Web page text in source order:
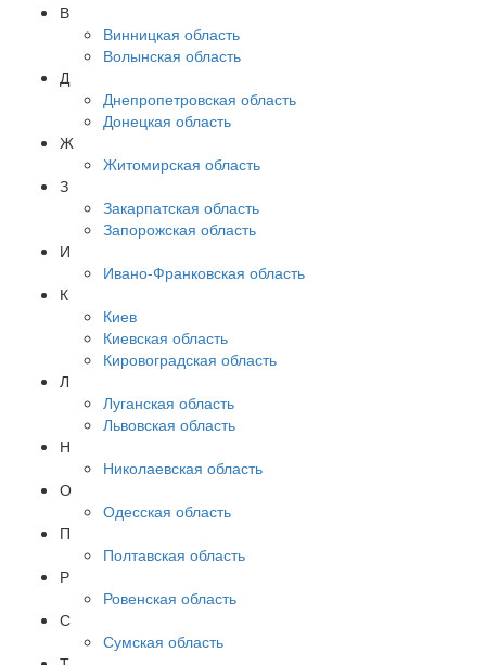
В
Винницкая область
Волынская область
Д
Днепропетровская область
Донецкая область
Ж
Житомирская область
З
Закарпатская область
Запорожская область
И
Ивано-Франковская область
К
Киев
Киевская область
Кировоградская область
Л
Луганская область
Львовская область
Н
Николаевская область
О
Одесская область
П
Полтавская область
Р
Ровенская область
С
Сумская область